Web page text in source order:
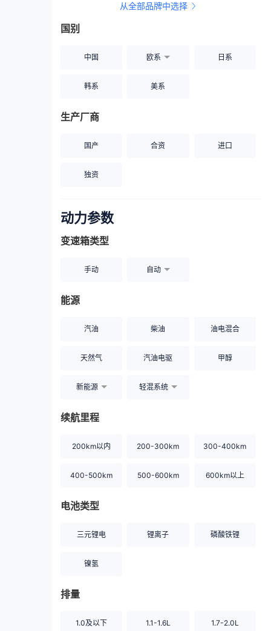
从全部品牌中选择
国别
中国 欧系 日系
韩系 美系
生产厂商
国产 合资 进口
独资
动力参数
变速箱类型
手动 自动
能源
汽油 柴油 油电混合
天然气 汽油电驱 甲醇
新能源 轻混系统
续航里程
200km以内 200-300km 300-400km
400-500km 500-600km 600km以上
电池类型
三元锂电 锂离子 磷酸铁锂
镍氢
排量
1.0及以下 1.1-1.6L 1.7-2.0L